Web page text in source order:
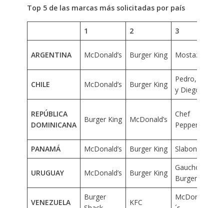
Top 5 de las marcas más solicitadas por país
1 2 3
ARGENTINA McDonald’s Burger King Mostaza
CHILE McDonald’s Burger King
Pedro, Juan
y Diego
REPÚBLICA
DOMINICANA
Burger King McDonald’s
Chef
Pepper
PANAMÁ McDonald’s Burger King Slabon
URUGUAY McDonald’s Burger King
Gaucho
Burger
VENEZUELA
Burger
KFC
McDonald